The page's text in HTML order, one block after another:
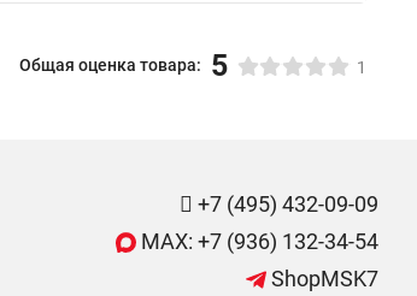
Общая оценка товара: 5 1
+7 (495) 432-09-09
MAX: +7 (936) 132-34-54
ShopMSK7